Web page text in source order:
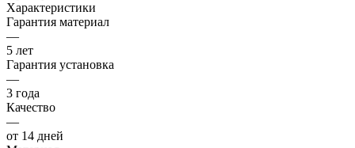
Характеристики
Гарантия материал
—
5 лет
Гарантия установка
—
3 года
Качество
—
от 14 дней